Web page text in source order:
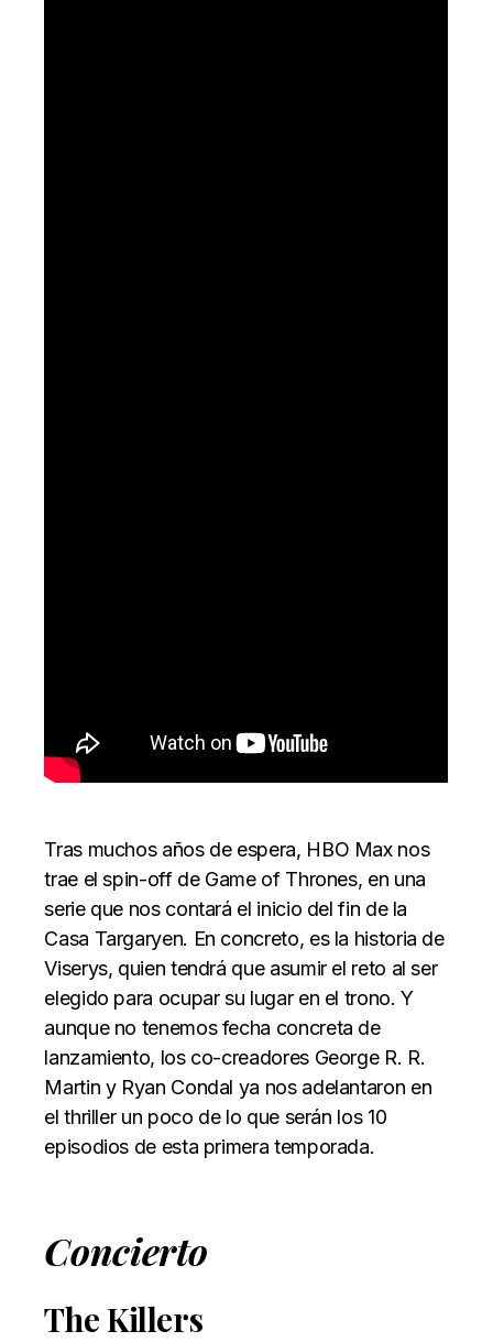
Tras muchos años de espera, HBO Max nos
trae el spin-off de Game of Thrones, en una
serie que nos contará el inicio del fin de la
Casa Targaryen. En concreto, es la historia de
Viserys, quien tendrá que asumir el reto al ser
elegido para ocupar su lugar en el trono. Y
aunque no tenemos fecha concreta de
lanzamiento, los co-creadores George R. R.
Martin y Ryan Condal ya nos adelantaron en
el thriller un poco de lo que serán los 10
episodios de esta primera temporada.
Concierto
The Killers